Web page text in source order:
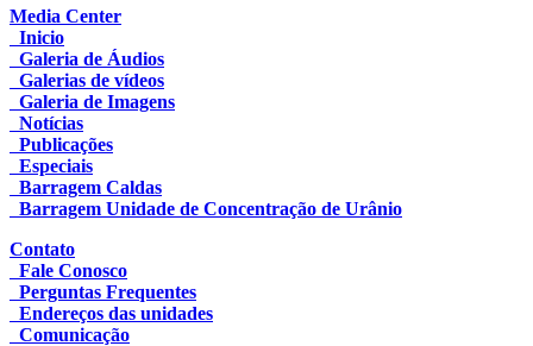
Media Center
Inicio
Galeria de Áudios
Galerias de vídeos
Galeria de Imagens
Notícias
Publicações
Especiais
Barragem Caldas
Barragem Unidade de Concentração de Urânio
Contato
Fale Conosco
Perguntas Frequentes
Endereços das unidades
Comunicação